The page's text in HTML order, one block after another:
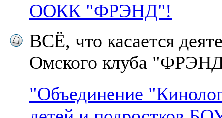
ООКК "ФРЭНД"!
ВСЁ, что касается
Омского клуба
"Объединение